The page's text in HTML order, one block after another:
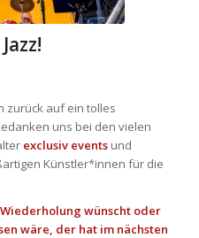
zurück auf ein tolles
uns bei den vielen
exclusiv events und
Künstler*innen für die
wünscht oder
wäre, der hat im nächsten